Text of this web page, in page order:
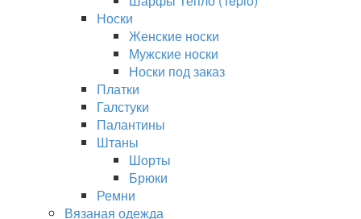
Носки
Женские носки
Мужские носки
Носки под заказ
Платки
Галстуки
Палантины
Штаны
Шорты
Брюки
Ремни
Вязаная одежда